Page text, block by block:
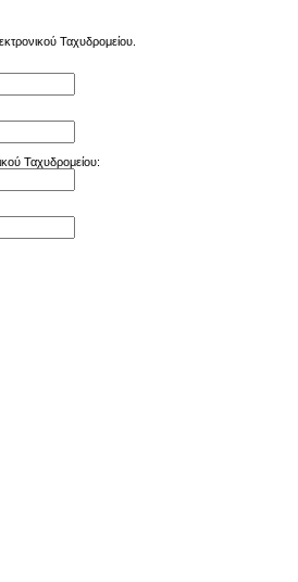
Ταχυδρομείου.
Ταχυδρομείου: